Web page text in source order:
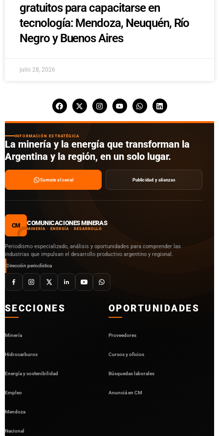
gratuitos para capacitarse en
tecnología: Mendoza, Neuquén, Río
Negro y Buenos Aires
julio 28, 2026
INFORMACIÓN ESTRATÉGICA
La minería y la energía que transforman la
Argentina y la región, en un solo lugar.
Sumate al canal Publicidad y alianzas
CM COMUNICACIONES MINERAS
MINERÍA · ENERGÍA · DESARROLLO
Periodismo especializado, análisis y oportunidades para comprender las
industrias que impulsan el desarrollo productivo argentino y regional.
Dirección periodística
SECCIONES
Minería
Hidrocarburos
Energía y sostenibilidad
Empleo
Mendoza
Nacional
OPORTUNIDADES
Proveedores
Cursos y oficios
Búsquedas laborales
Anunciá en CM